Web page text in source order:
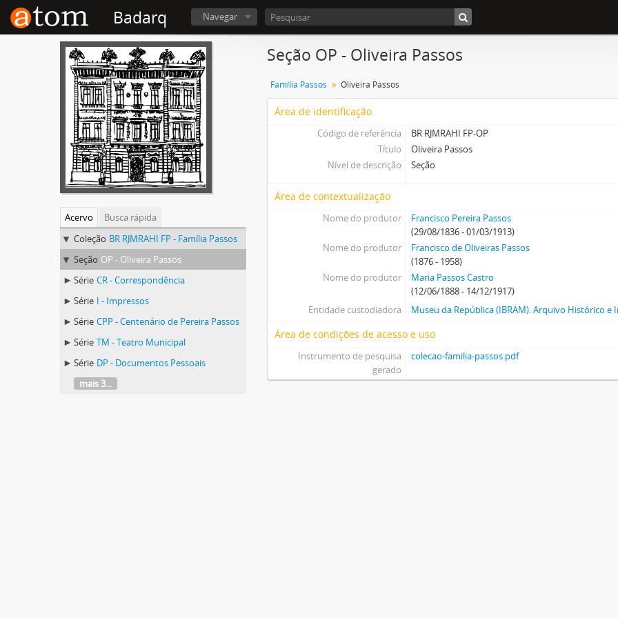
Badarq Navegar
Acervo
Busca rápida
Coleção BR RJMRAHI FP - Família Passos
Seção OP - Oliveira Passos
Série CR - Correspondência
Série I - Impressos
Série CPP - Centenário de Pereira Passos
Série TM - Teatro Municipal
Série DP - Documentos Pessoais
mais 3...
Seção OP - Oliveira Passos
Família Passos Oliveira Passos
Área de identificação
Código de referência
BR RJMRAHI FP-OP
Título
Oliveira Passos
Nível de descrição
Seção
Área de contextualização
Nome do produtor
Francisco Pereira Passos
(29/08/1836 - 01/03/1913)
Nome do produtor
Francisco de Oliveiras Passos
(1876 - 1958)
Nome do produtor
Maria Passos Castro
(12/06/1888 - 14/12/1917)
Entidade custodiadora
Museu da República (IBRAM). Arquivo Histórico e
Área de condições de acesso e uso
Instrumento de pesquisa
gerado
colecao-familia-passos.pdf